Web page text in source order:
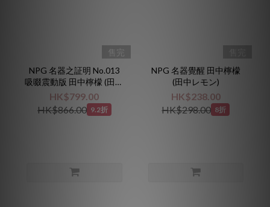
售完
NPG 名器之証明 No.013
吸啜震動版 田中檸檬 (田中
レモン 前稱楓可憐 楓カレ
ン)
HK$799.00
HK$866.00 9.2折
NPG 名器覺醒 田中檸檬
(田中レモン)
HK$238.00
HK$298.00 8折